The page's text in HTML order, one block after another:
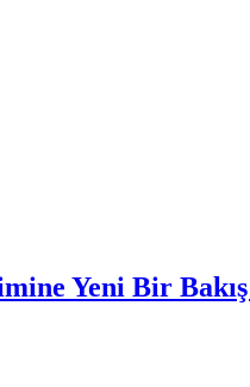
Yeni Bir Bakış